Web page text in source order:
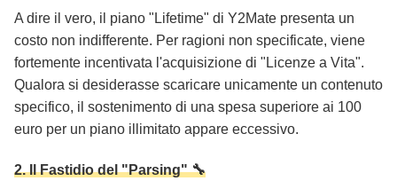
A dire il vero, il piano "Lifetime" di Y2Mate presenta un
costo non indifferente. Per ragioni non specificate, viene
fortemente incentivata l'acquisizione di "Licenze a Vita".
Qualora si desiderasse scaricare unicamente un contenuto
specifico, il sostenimento di una spesa superiore ai 100
euro per un piano illimitato appare eccessivo.
2. Il Fastidio del "Parsing" 🔧